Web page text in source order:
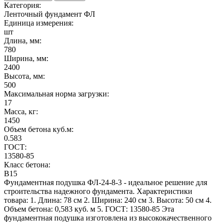
Категория:
Ленточный фундамент ФЛ
Единица измерения:
шт
Длина, мм:
780
Ширина, мм:
2400
Высота, мм:
500
Максимальная норма загрузки:
17
Масса, кг:
1450
Объем бетона куб.м:
0.583
ГОСТ:
13580-85
Класс бетона:
В15
Фундаментная подушка ФЛ-24-8-3 - идеальное решение для
строительства надежного фундамента. Характеристики
товара: 1. Длина: 78 см 2. Ширина: 240 см 3. Высота: 50 см 4.
Объем бетона: 0,583 куб. м 5. ГОСТ: 13580-85 Эта
фундаментная подушка изготовлена из высококачественного